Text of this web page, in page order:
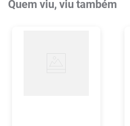
Quem viu, viu também